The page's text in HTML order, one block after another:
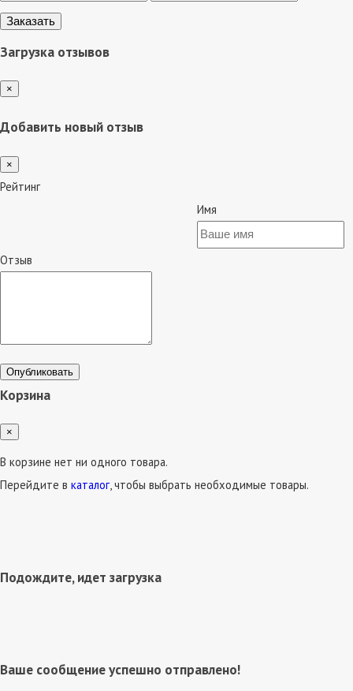
Загрузка отзывов
×
Добавить новый отзыв
×
Рейтинг
Имя
Отзыв
Опубликовать
Корзина
×
В корзине нет ни одного товара.
Перейдите в каталог, чтобы выбрать необходимые товары.
Подождите, идет загрузка
Ваше сообщение успешно отправлено!